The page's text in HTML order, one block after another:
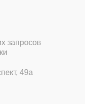
запросов
49а